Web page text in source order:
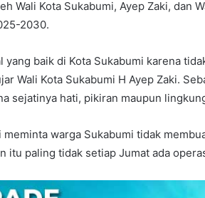
Wali Kota Sukabumi, Ayep Zaki, dan
2030.
yang baik di Kota Sukabumi karena
Wali Kota Sukabumi H Ayep Zaki.
sejatinya hati, pikiran maupun
meminta warga Sukabumi tidak
itu paling tidak setiap Jumat ada